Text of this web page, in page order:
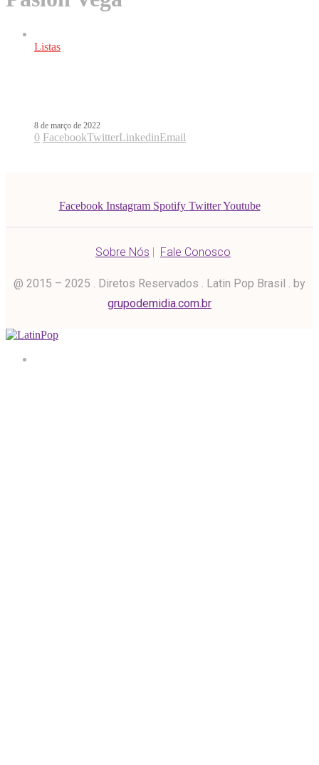
Listas
8 de março de 2022
0 FacebookTwitterLinkedinEmail
Facebook Instagram Spotify Twitter Youtube
Sobre Nós | Fale Conosco
@ 2015 – 2025 . Diretos Reservados . Latin Pop Brasil . by
grupodemidia.com.br